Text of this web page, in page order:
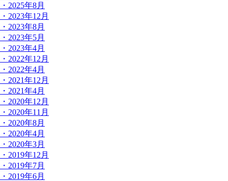
・2025年8月
・2023年12月
・2023年8月
・2023年5月
・2023年4月
・2022年12月
・2022年4月
・2021年12月
・2021年4月
・2020年12月
・2020年11月
・2020年8月
・2020年4月
・2020年3月
・2019年12月
・2019年7月
・2019年6月